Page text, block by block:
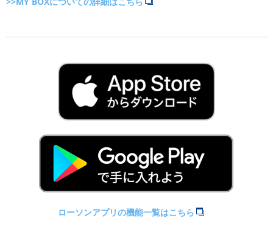
ローソンアプリの機能一覧はこちら